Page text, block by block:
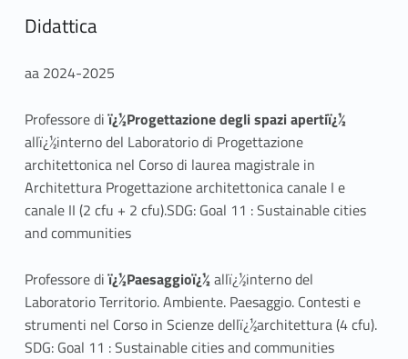
Didattica
aa 2024-2025
Professore diï¿½Progettazione degli spazi apertiï¿½
allï¿½interno del Laboratorio di Progettazione
architettonica nel Corso di laurea magistrale in
Architettura Progettazione architettonica canale I e
canale II (2 cfu + 2 cfu).SDG: Goal 11 : Sustainable cities
and communities
Professore diï¿½Paesaggioï¿½ allï¿½interno del
Laboratorio Territorio. Ambiente. Paesaggio. Contesti e
strumenti nel Corso in Scienze dellï¿½architettura (4 cfu).
SDG: Goal 11 : Sustainable cities and communities